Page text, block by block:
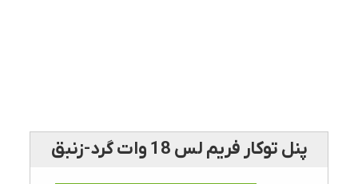
پنل توکار فريم لس 18 وات گرد-زنبق